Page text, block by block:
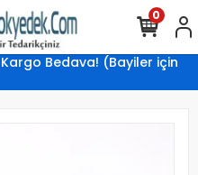
Kargo Bedava! (Bayiler için
0